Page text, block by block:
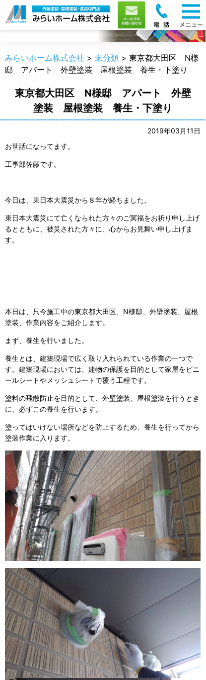
職人のうんちく
みらいホーム株式会社 > 未分類 > 東京都大田区 N様
邸 アパート 外壁塗装 屋根塗装 養生・下塗り
東京都大田区 N様邸 アパート 外壁
塗装 屋根塗装 養生・下塗り
2019年03月11日
お世話になってます。
工事部佐藤です。
今日は、東日本大震災から８年が経ちました。
東日本大震災にて亡くなられた方々のご冥福をお祈り申し上げ
るとともに、被災された方々に、心からお見舞い申し上げま
す。
本日は、只今施工中の東京都大田区、N様邸、外壁塗装、屋根
塗装、作業内容をご紹介します。
まず、養生を行いました。
養生とは、建築現場で広く取り入れられている作業の一つで
す。建築現場においては、建物の保護を目的として家屋をビニ
ールシートやメッシュシートで覆う工程です。
塗料の飛散防止を目的として、外壁塗装、屋根塗装を行うとき
に、必ずこの養生を行います。
塗ってはいけない場所などを防止するため、養生を行ってから
塗装作業に入ります。